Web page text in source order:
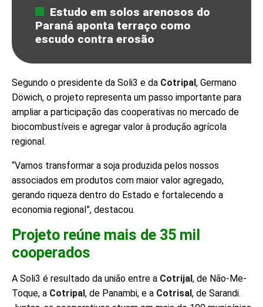
Estudo em solos arenosos do
Paraná aponta terraço como
escudo contra erosão
Segundo o presidente da Soli3 e da Cotripal, Germano
Döwich, o projeto representa um passo importante para
ampliar a participação das cooperativas no mercado de
biocombustíveis e agregar valor à produção agrícola
regional.
“Vamos transformar a soja produzida pelos nossos
associados em produtos com maior valor agregado,
gerando riqueza dentro do Estado e fortalecendo a
economia regional”, destacou.
Projeto reúne mais de 35 mil
cooperados
A Soli3 é resultado da união entre a Cotrijal, de Não-Me-
Toque, a Cotripal, de Panambi, e a Cotrisal, de Sarandi.